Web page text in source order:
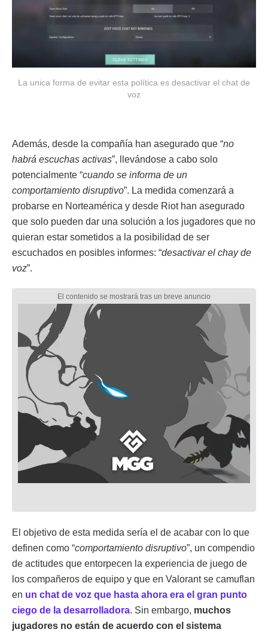
La unica forma de evitar esta política es desactivar el chat de
voz
Además, desde la compañía han asegurado que “no
habrá escuchas activas”, llevándose a cabo solo
potencialmente “cuando se informa de un
comportamiento disruptivo”. La medida comenzará a
probarse en Norteamérica y desde Riot han asegurado
que solo pueden dar una solución a los jugadores que no
quieran estar sometidos a la posibilidad de ser
escuchados en posibles informes: “desactivar el chay de
voz”.
El objetivo de esta medida sería el de acabar con lo que
definen como “comportamiento disruptivo”, un compendio
de actitudes que entorpecen la experiencia de juego de
los compañeros de equipo y que en Valorant se camuflan
en un chat de voz que hasta ahora era el gran punto
ciego de la desarrolladora. Sin embargo, muchos
jugadores no están de acuerdo con el sistema